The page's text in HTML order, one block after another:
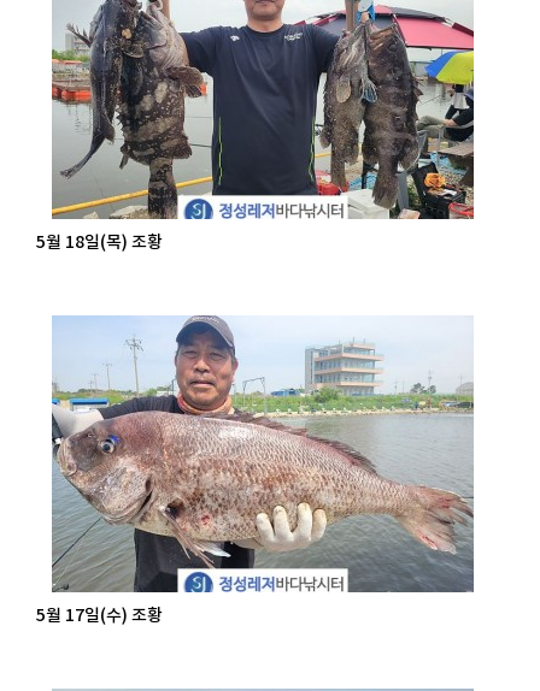
5월 18일(목) 조황
5월 17일(수) 조황